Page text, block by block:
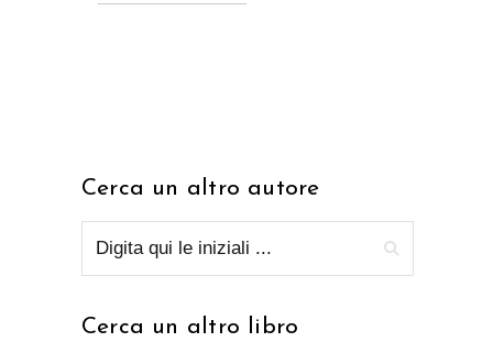
Cerca un altro autore
Cerca un altro libro